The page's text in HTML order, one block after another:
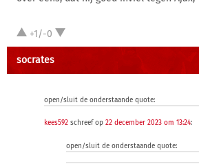
+1/-0
socrates
open/sluit de onderstaande quote:
kees592 schreef op 22 december 2023 om 13:24:
open/sluit de onderstaande quote: